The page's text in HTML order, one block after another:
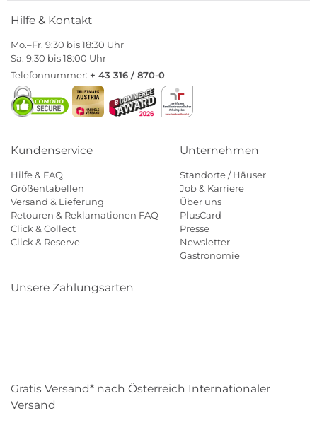
Hilfe & Kontakt
Mo.–Fr. 9:30 bis 18:30 Uhr
Sa. 9:30 bis 18:00 Uhr
Telefonnummer: + 43 316 / 870-0
Kundenservice
Hilfe & FAQ
Größentabellen
Versand & Lieferung
Retouren & Reklamationen FAQ
Click & Collect
Click & Reserve
Unternehmen
Standorte / Häuser
Job & Karriere
Über uns
PlusCard
Presse
Newsletter
Gastronomie
Unsere Zahlungsarten
Gratis Versand* nach Österreich Internationaler
Versand